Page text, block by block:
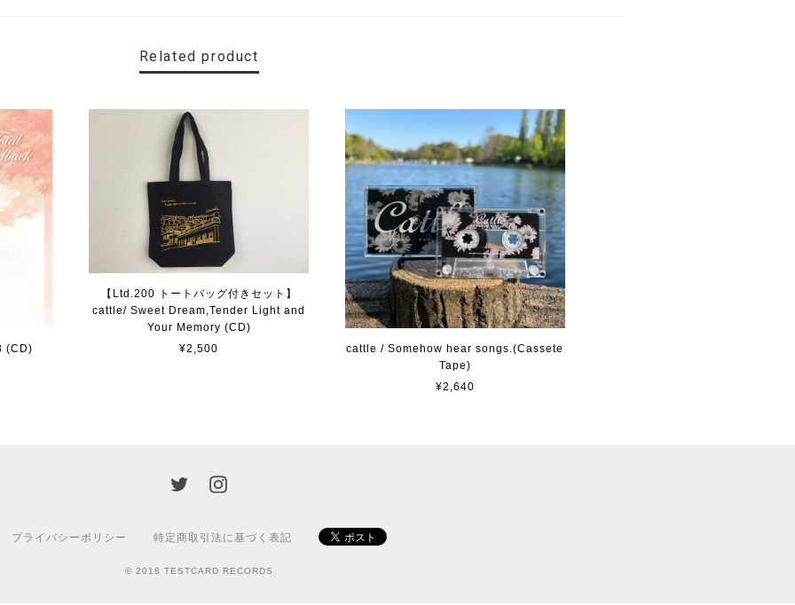
Related product
(CD)
【Ltd.200 トートバッグ付きセット】
cattle/ Sweet Dream,Tender Light and
Your Memory (CD)
¥2,500
cattle / Somehow hear songs.(Cassete
Tape)
¥2,640
プライバシーポリシー 特定商取引法に基づく表記
© 2018 TESTCARD RECORDS